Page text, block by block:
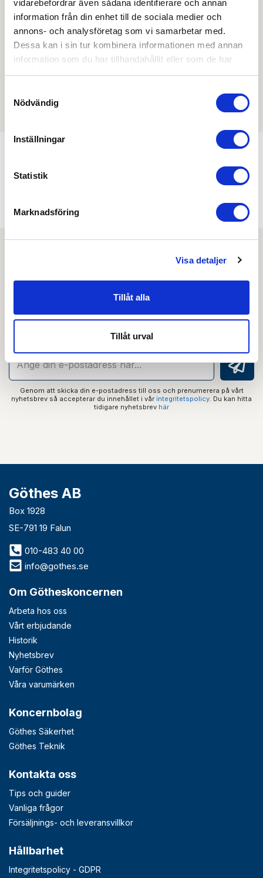
vidarebefordrar även sådana identifierare och annan
information från din enhet till de sociala medier och
annons- och analysföretag som vi samarbetar med.
Dessa kan i sin tur kombinera informationen med annan
information som du har tillhandahållit eller som de har
samlat in när du har använt deras tjänster.
Nödvändig
Inställningar
Statistik
Marknadsföring
Visa detaljer
Tillåt alla
Tillåt urval
produktblad, ritningar, monteringsbeskrivningar samt
övriga dokument.
Det finns ännu ingen film för denna produkt
Min köphistorik
Nyhetsbrev
guider och senaste nytt direkt i din inkorg.
Genom att skicka din e-postadress till oss och prenumerera på vårt
nyhetsbrev så accepterar du innehållet i vår integritetspolicy . Du kan hitta
tidigare nyhetsbrev här
Göthes AB
Box 1928
SE-791 19 Falun
010-483 40 00
info@gothes.se
Om Götheskoncernen
Arbeta hos oss
Vårt erbjudande
Historik
Nyhetsbrev
Varför Göthes
Våra varumärken
Koncernbolag
Göthes Säkerhet
Göthes Teknik
Kontakta oss
Tips och guider
Vanliga frågor
Försäljnings- och leveransvillkor
Hållbarhet
Integritetspolicy - GDPR